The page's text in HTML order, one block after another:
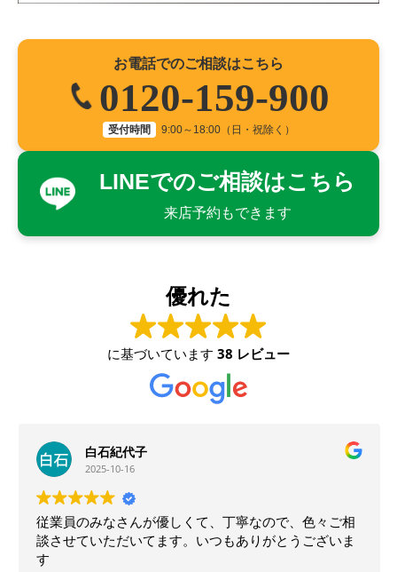
お電話でのご相談はこちら
0120-159-900
受付時間 9:00～18:00（日・祝除く）
LINEでのご相談はこちら
来店予約もできます
優れた
に基づいています 38 レビュー
白石紀代子
2025-10-16
従業員のみなさんが優しくて、丁寧なので、色々ご相
談させていただいてます。いつもありがとうございま
す